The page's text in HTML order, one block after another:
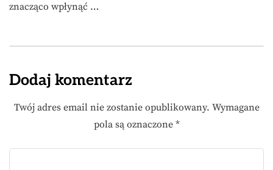
znacząco wpłynąć …
Dodaj komentarz
Twój adres email nie zostanie opublikowany. Wymagane
pola są oznaczone *